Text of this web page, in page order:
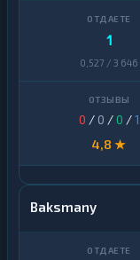
1
0,527 / 3 646
0 / 0 /0 /1
4,8 ★
Baksmany